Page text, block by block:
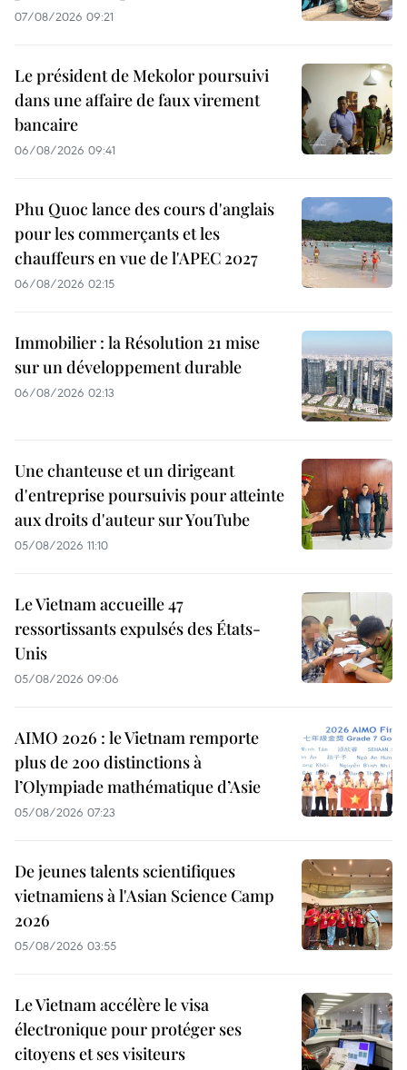
07/08/2026 09:21
Le président de Mekolor poursuivi
dans une affaire de faux virement
bancaire
06/08/2026 09:41
Phu Quoc lance des cours d'anglais
pour les commerçants et les
chauffeurs en vue de l'APEC 2027
06/08/2026 02:15
Immobilier : la Résolution 21 mise
sur un développement durable
06/08/2026 02:13
Une chanteuse et un dirigeant
d'entreprise poursuivis pour atteinte
aux droits d'auteur sur YouTube
05/08/2026 11:10
Le Vietnam accueille 47
ressortissants expulsés des États-
Unis
05/08/2026 09:06
AIMO 2026 : le Vietnam remporte
plus de 200 distinctions à
l’Olympiade mathématique d’Asie
05/08/2026 07:23
De jeunes talents scientifiques
vietnamiens à l'Asian Science Camp
2026
05/08/2026 03:55
Le Vietnam accélère le visa
électronique pour protéger ses
citoyens et ses visiteurs